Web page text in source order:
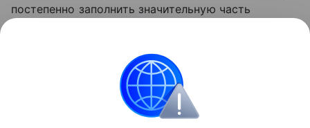
постепенно заполнить значительную часть